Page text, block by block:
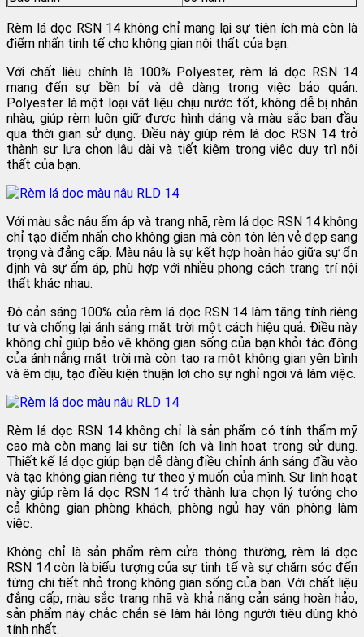
Rèm lá dọc RSN 14 không chỉ mang lại sự tiện ích mà còn là
điểm nhấn tinh tế cho không gian nội thất của bạn.
Với chất liệu chính là 100% Polyester, rèm lá dọc RSN 14
mang đến sự bền bỉ và dễ dàng trong việc bảo quản.
Polyester là một loại vật liệu chịu nước tốt, không dễ bị nhăn
nhàu, giúp rèm luôn giữ được hình dáng và màu sắc ban đầu
qua thời gian sử dụng. Điều này giúp rèm lá dọc RSN 14 trở
thành sự lựa chọn lâu dài và tiết kiệm trong việc duy trì nội
thất của bạn.
Với màu sắc nâu ấm áp và trang nhã, rèm lá dọc RSN 14 không
chỉ tạo điểm nhấn cho không gian mà còn tôn lên vẻ đẹp sang
trọng và đẳng cấp. Màu nâu là sự kết hợp hoàn hảo giữa sự ổn
định và sự ấm áp, phù hợp với nhiều phong cách trang trí nội
thất khác nhau.
Độ cản sáng 100% của rèm lá dọc RSN 14 làm tăng tính riêng
tư và chống lại ánh sáng mặt trời một cách hiệu quả. Điều này
không chỉ giúp bảo vệ không gian sống của bạn khỏi tác động
của ánh nắng mặt trời mà còn tạo ra một không gian yên bình
và êm dịu, tạo điều kiện thuận lợi cho sự nghỉ ngơi và làm việc.
Rèm lá dọc RSN 14 không chỉ là sản phẩm có tính thẩm mỹ
cao mà còn mang lại sự tiện ích và linh hoạt trong sử dụng.
Thiết kế lá dọc giúp bạn dễ dàng điều chỉnh ánh sáng đầu vào
và tạo không gian riêng tư theo ý muốn của mình. Sự linh hoạt
này giúp rèm lá dọc RSN 14 trở thành lựa chọn lý tưởng cho
cả không gian phòng khách, phòng ngủ hay văn phòng làm
việc.
Không chỉ là sản phẩm rèm cửa thông thường, rèm lá dọc
RSN 14 còn là biểu tượng của sự tinh tế và sự chăm sóc đến
từng chi tiết nhỏ trong không gian sống của bạn. Với chất liệu
đẳng cấp, màu sắc trang nhã và khả năng cản sáng hoàn hảo,
sản phẩm này chắc chắn sẽ làm hài lòng người tiêu dùng khó
tính nhất.